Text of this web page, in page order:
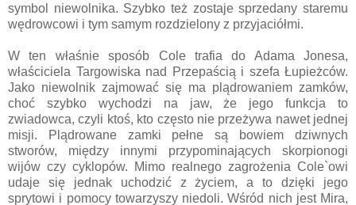
symbol niewolnika. Szybko też zostaje sprzedany staremu
wędrowcowi i tym samym rozdzielony z przyjaciółmi.
W ten właśnie sposób Cole trafia do Adama Jonesa,
właściciela Targowiska nad Przepaścią i szefa Łupieżców.
Jako niewolnik zajmować się ma plądrowaniem zamków,
choć szybko wychodzi na jaw, że jego funkcja to
zwiadowca, czyli ktoś, kto często nie przeżywa nawet jednej
misji. Plądrowane zamki pełne są bowiem dziwnych
stworów, między innymi przypominających skorpionogi
wijów czy cyklopów. Mimo realnego zagrożenia Cole`owi
udaje się jednak uchodzić z życiem, a to dzięki jego
sprytowi i pomocy towarzyszy niedoli. Wśród nich jest Mira,